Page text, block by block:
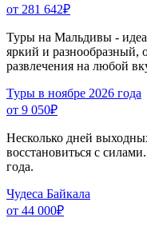
от 281 642₽
Туры на Мальдивы -
яркий и разнообразный,
развлечения на любой
Туры в ноябре 2026 года
от 9 050₽
Несколько дней
восстановиться с
года.
Чудеса Байкала
от 44 000₽